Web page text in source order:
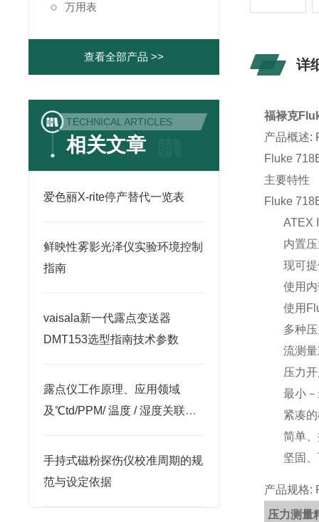
万用表
查看全部产品 >>
TECHNICAL ARTICLES
相关文章
爱色丽X-rite停产替代一览表
鲜映性雾影光泽仪实验环境控制
指南
vaisala新一代露点变送器
DMT153选型指南技术参数
露点仪工作原理、应用领域
及℃td/PPM/ 温度 / 湿度关联关
手持式磁粉探伤仪校准周期的规
范与设定依据
详
福禄克
产品概述:
Fluke
主要特性
Fluke
ATEX
内置
现可
使用
使用
多种
流测
压力
最小
紧凑
简单
坚固
产品规格:
压力测量